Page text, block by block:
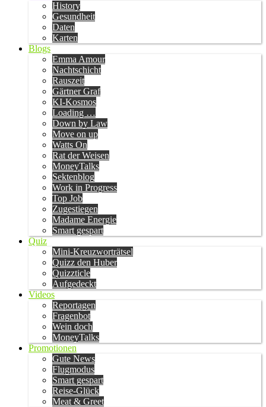
History
Gesundheit
Daten
Karten
Blogs
Emma Amour
Nachtschicht
Rauszeit
Gärtner Graf
KI-Kosmos
Loading …
Down by Law
Move on up
Watts On
Rat der Weisen
MoneyTalks
Sektenblog
Work in Progress
Top Job
Zugestiegen
Madame Energie
Smart gespart
Quiz
Mini-Kreuzworträtsel
Quizz den Huber
Quizzticle
Aufgedeckt
Videos
Reportagen
Fragenbot
Wein doch
MoneyTalks
Promotionen
Gute News
Flugmodus
Smart gespart
Reise-Glück
Meat & Greet